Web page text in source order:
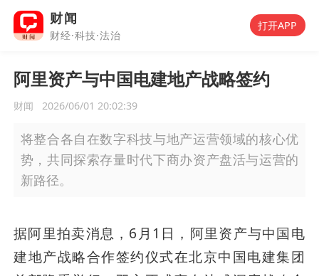
财闻
财经·科技·法治
打开APP
阿里资产与中国电建地产战略签约
财闻 2026/06/01 20:02:39
将整合各自在数字科技与地产运营领域的核心优
势，共同探索存量时代下商办资产盘活与运营的
新路径。
据阿里拍卖消息，6月1日，阿里资产与中国电
建地产战略合作签约仪式在北京中国电建集团